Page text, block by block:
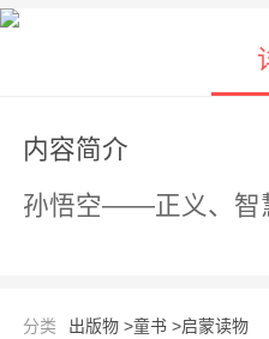
内容简介
孙悟空——正义、智
分类 出版物 >童书 >启蒙读物